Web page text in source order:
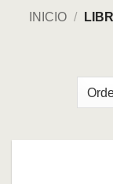
INICIO /